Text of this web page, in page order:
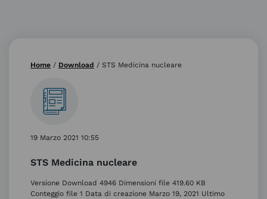
Home / Download / STS Medicina nucleare
19 Marzo 2021 10:55
STS Medicina nucleare
Versione Download 4946 Dimensioni file 419.60 KB
Conteggio file 1 Data di creazione Marzo 19, 2021 Ultimo